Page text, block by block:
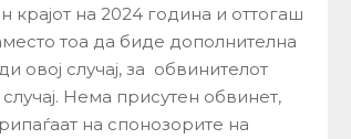
на 2024 година и оттогаш
тоа да биде дополнителна
овој случај, за обвинителот
Нема присутен обвинет,
на спонозорите на